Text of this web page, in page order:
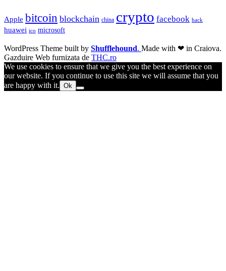
Apple bitcoin blockchain china crypto facebook hack
huawei ico microsoft
WordPress Theme built by Shufflehound. Made with ❤ in Craiova.
Gazduire Web furnizata de THC.ro
We use cookies to ensure that we give you the best experience on
our website. If you continue to use this site we will assume that you
are happy with it. Ok